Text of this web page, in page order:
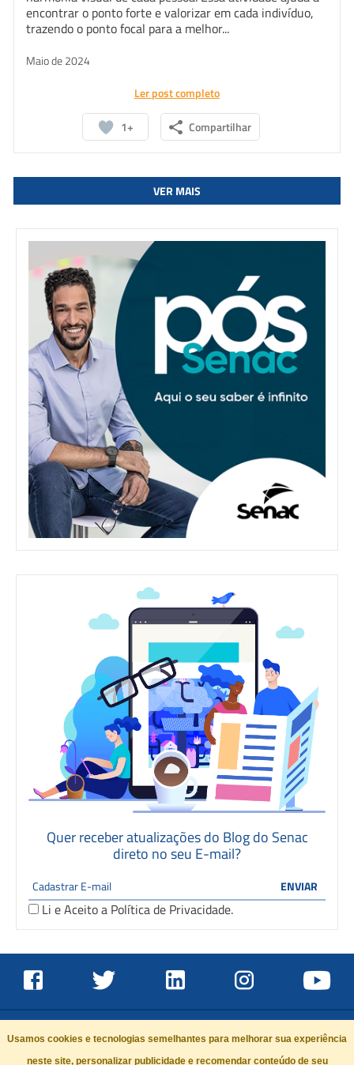
encontrar o ponto forte e valorizar em cada indivíduo,
trazendo o ponto focal para a melhor...
Maio de 2024
1+ Compartilhar
Ler post completo
VER MAIS
Quer receber atualizações do Blog do Senac
direto no seu E-mail?
Li e Aceito a Política de Privacidade.
Usamos cookies e tecnologias semelhantes para melhorar sua experiência
neste site, personalizar publicidade e recomendar conteúdo de seu